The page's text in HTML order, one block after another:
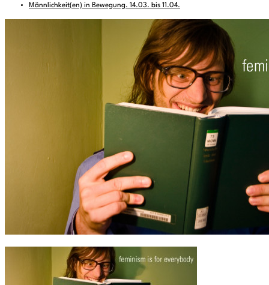
Männlichkeit(en) in Bewegung. 14.03. bis 11.04.